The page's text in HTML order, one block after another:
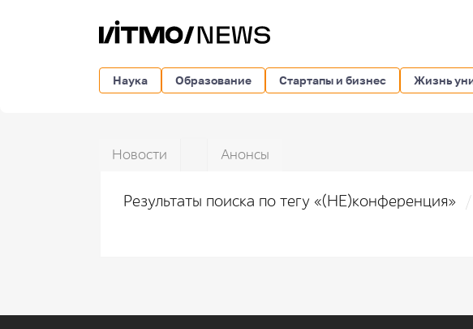
Наука Образование Стартапы и бизнес Жизнь
Новости Анонсы
Результаты поиска по тегу «(НЕ)конференция»